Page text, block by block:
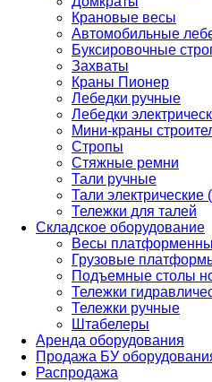
Крановые весы
Автомобильные
Буксировочные
Захваты
Краны Пионер
Лебедки ручные
Лебедки
Мини-краны
Стропы
Стяжные ремни
Тали ручные
Тали
Тележки для талей
Складское оборудование
Весы
Грузовые
Подъемные столы
Тележки
Тележки ручные
Штабелеры
Аренда оборудования
Продажа БУ
Распродажа